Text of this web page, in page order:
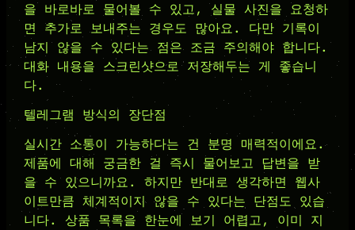
을 바로바로 물어볼 수 있고, 실물 사진을 요청하
면 추가로 보내주는 경우도 많아요. 다만 기록이
남지 않을 수 있다는 점은 조금 주의해야 합니다.
대화 내용을 스크린샷으로 저장해두는 게 좋습니
다.
텔레그램 방식의 장단점
실시간 소통이 가능하다는 건 분명 매력적이에요.
제품에 대해 궁금한 걸 즉시 물어보고 답변을 받
을 수 있으니까요. 하지만 반대로 생각하면 웹사
이트만큼 체계적이지 않을 수 있다는 단점도 있습
니다. 상품 목록을 한눈에 보기 어렵고, 이미 지